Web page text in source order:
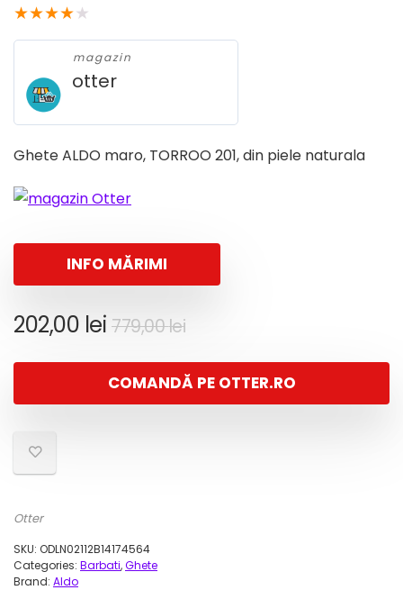
★★★★★
magazin
otter
Ghete ALDO maro, TORROO 201, din piele naturala
INFO MĂRIMI
779,00leiPrețul
a
fost:
202,00 lei
Prețul
este:
202,00 lei.
COMANDĂ PE OTTER.RO
Otter
SKU: ODLN02112B14174564
Categories: Barbati,Ghete
Brand: Aldo